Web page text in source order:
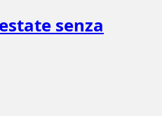
senza